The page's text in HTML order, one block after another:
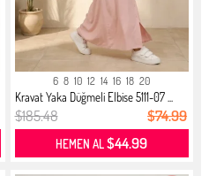
6 8 10 12 14 16 18 20
Kravat Yaka Düğmeli Elbise 5111-07 ...
$185.48 $74.99
HEMEN AL$44.99